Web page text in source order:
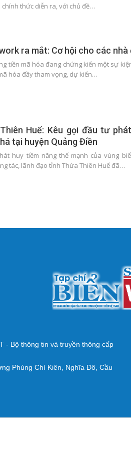
chính thức diễn ra, với chủ đề…
ra mắt: Cơ hội cho các
tiền mã hóa đang chứng kiến một sự
hóa đầy tham vọng, dự kiến…
Huế: Kêu gọi đầu tư
tại huyện Quảng Điền
huy tiềm năng thế mạnh của vùng
tác, lãnh đạo tỉnh Thừa Thiên Huế đã…
- Bộ thông tin và truyền thông cấp
Phùng Chí Kiên, Nghĩa Đô, Cầu